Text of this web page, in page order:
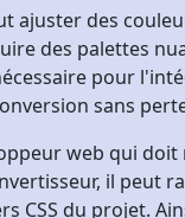
ajuster des
des palettes
pour
sans
web qui
il
CSS du projet.